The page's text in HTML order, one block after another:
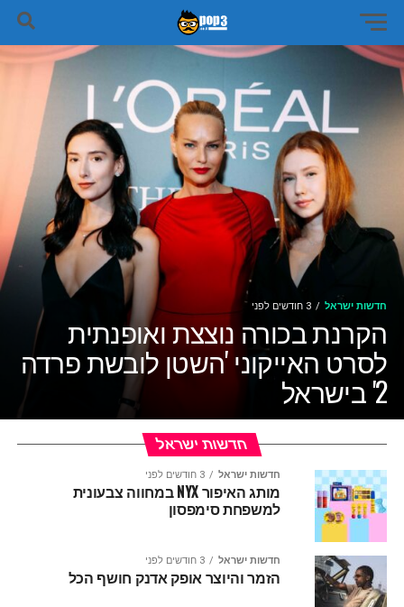
חדשות ישראל 3 חודשים לפני
הקרנת בכורה נוצצת ואופנתית
לסרט האייקוני 'השטן לובשת פרדה
2' בישראל
חדשות ישראל
חדשות ישראל 3 חודשים לפני
מותג האיפור NYX במחווה צבעונית
למשפחת סימפסון
חדשות ישראל 3 חודשים לפני
הזמר והיוצר אופק אדנק חושף הכל